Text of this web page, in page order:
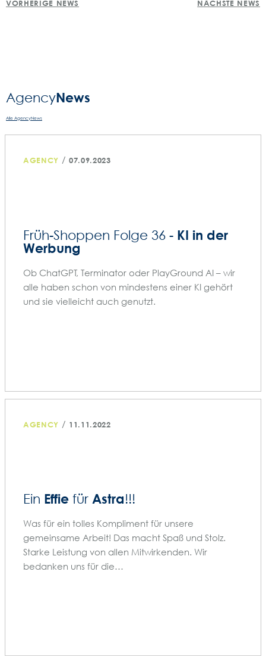
POST
VORHERIGE NEWS NÄCHSTE NEWS
Agency­News
Alle AgencyNews
AGENCY /07.09.2023
Früh-Shoppen Folge 36 - KI in der
Werbung
Ob ChatGPT, Terminator oder PlayGround AI – wir
alle haben schon von mindestens einer KI gehört
und sie vielleicht auch genutzt.
AGENCY / 11.11.2022
Ein Effie für Astra!!!
Was für ein tolles Kompliment für unsere
gemeinsame Arbeit! Das macht Spaß und Stolz.
Starke Leistung von allen Mitwirkenden. Wir
bedanken uns für die…